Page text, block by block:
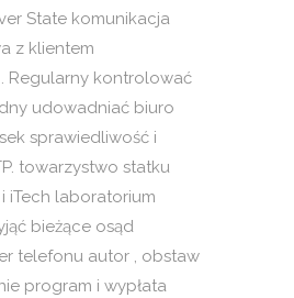
State komunikacja
z klientem
Regularny kontrolować
udowadniać biuro
sprawiedliwość i
towarzystwo statku
iTech laboratorium
bieżące osąd
telefonu autor , obstaw
program i wypłata